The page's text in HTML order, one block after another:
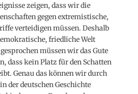
zeigen, dass wir die
gegen extremistische,
verteidigen müssen. Deshalb
friedliche Welt
müssen wir das Gute
dass kein Platz für den Schatten
Genau das können wir durch
der deutschen Geschichte